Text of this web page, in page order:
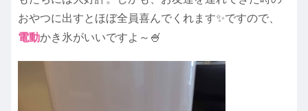
おやつに出すとほぼ全員喜んでくれます✨ですので、
電動かき氷がいいですよ～🍧